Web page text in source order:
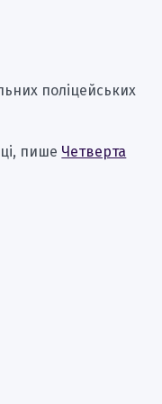
поліцейських
пише Четверта